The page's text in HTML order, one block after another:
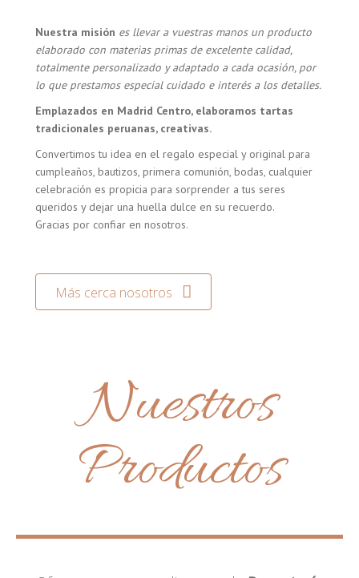
Nuestra misión es llevar a vuestras manos un producto
elaborado con materias primas de excelente calidad,
totalmente personalizado y adaptado a cada ocasión, por
lo que prestamos especial cuidado e interés a los detalles.
Emplazados en Madrid Centro, elaboramos tartas
tradicionales peruanas, creativas.
Convertimos tu idea en el regalo especial y original para
cumpleaños, bautizos, primera comunión, bodas, cualquier
celebración es propicia para sorprender a tus seres
queridos y dejar una huella dulce en su recuerdo.
Gracias por confiar en nosotros.
Más cerca nosotros
Nuestros
Productos